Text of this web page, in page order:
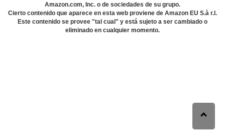
Amazon.com, Inc. o de sociedades de su grupo.
Cierto contenido que aparece en esta web proviene de Amazon EU S.à r.l.
Este contenido se provee "tal cual" y está sujeto a ser cambiado o
eliminado en cualquier momento.